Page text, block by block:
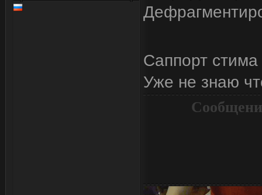
Саппорт
Уже не знаю